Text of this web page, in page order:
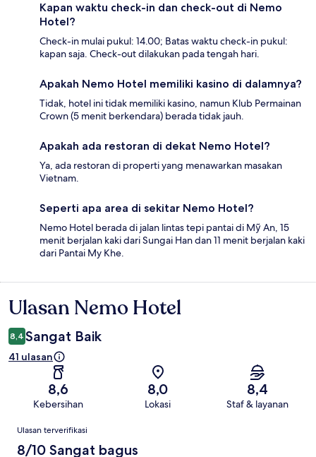
Kapan waktu check-in dan check-out di Nemo
Hotel?
Check-in mulai pukul: 14.00; Batas waktu check-in pukul:
kapan saja. Check-out dilakukan pada tengah hari.
Apakah Nemo Hotel memiliki kasino di dalamnya?
Tidak, hotel ini tidak memiliki kasino, namun Klub Permainan
Crown (5 menit berkendara) berada tidak jauh.
Apakah ada restoran di dekat Nemo Hotel?
Ya, ada restoran di properti yang menawarkan masakan
Vietnam.
Seperti apa area di sekitar Nemo Hotel?
Nemo Hotel berada di jalan lintas tepi pantai di Mỹ An, 15
menit berjalan kaki dari Sungai Han dan 11 menit berjalan kaki
dari Pantai My Khe.
Ulasan
Ulasan Nemo Hotel
8,4 Sangat Baik
41 ulasan
8,6
Kebersihan
8,0
Lokasi
8,4
Staf & layanan
Ulasan
Ulasan terverifikasi
8/10 Sangat bagus